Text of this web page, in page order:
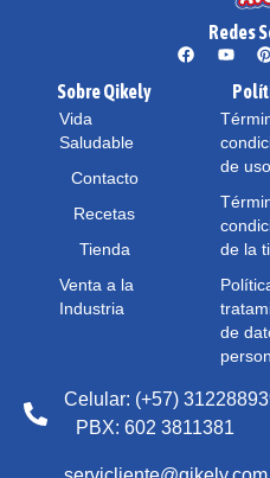
Redes
Sobre Qikely
Vida
Saludable
Contacto
Recetas
Tienda
Venta a la
Industria
de uso
de la
de
Celular: (+57)
PBX: 602 3811381